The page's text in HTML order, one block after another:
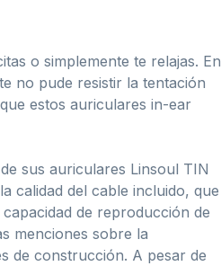
o simplemente te relajas. En
no pude resistir la tentación
estos auriculares in-ear
sus auriculares Linsoul TIN
calidad del cable incluido, que
de reproducción de
menciones sobre la
de construcción. A pesar de